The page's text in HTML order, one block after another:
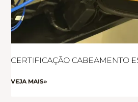
CERTIFICAÇÃO CABEAMENTO
VEJA MAIS»